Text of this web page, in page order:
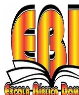
para
conteúdo